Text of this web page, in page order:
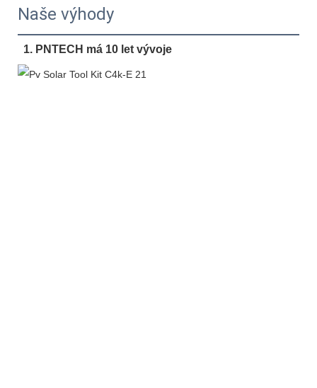
Naše výhody
1. PNTECH má 10 let vývoje